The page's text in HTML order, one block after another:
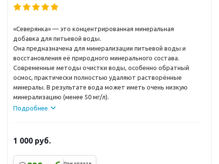
«Северянка» — это концентрированная минеральная
добавка для питьевой воды.
Она предназначена для минерализации питьевой воды и
восстановления её природного минерального состава.
Современные методы очистки воды, особенно обратный
осмос, практически полностью удаляют растворённые
минералы. В результате вода может иметь очень низкую
минерализацию (менее 50 мг/л).
Подробнее
1 000 руб.